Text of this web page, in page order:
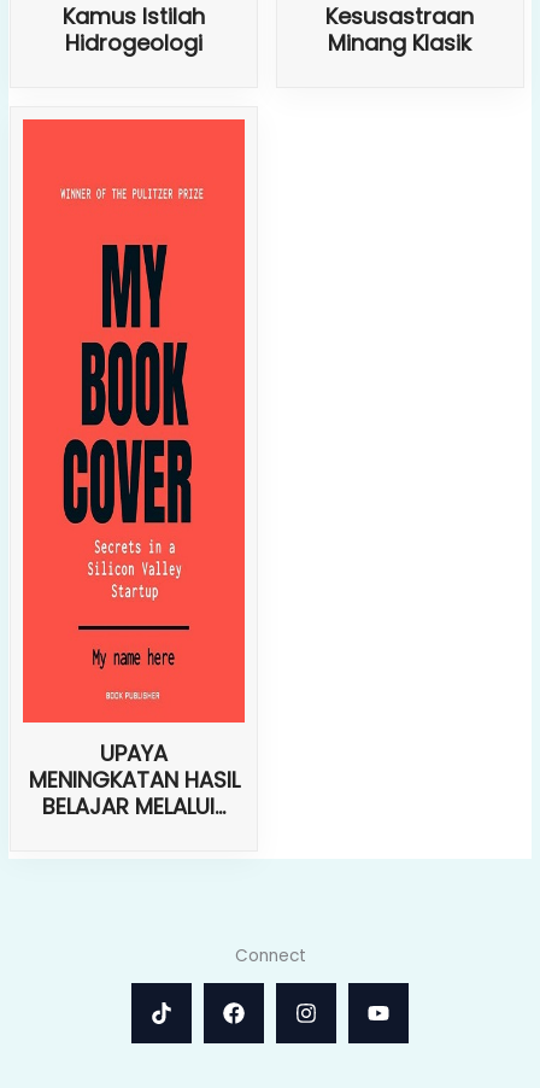
Kamus Istilah
Hidrogeologi
Kesusastraan
Minang Klasik
UPAYA
MENINGKATAN HASIL
BELAJAR MELALUI...
Connect